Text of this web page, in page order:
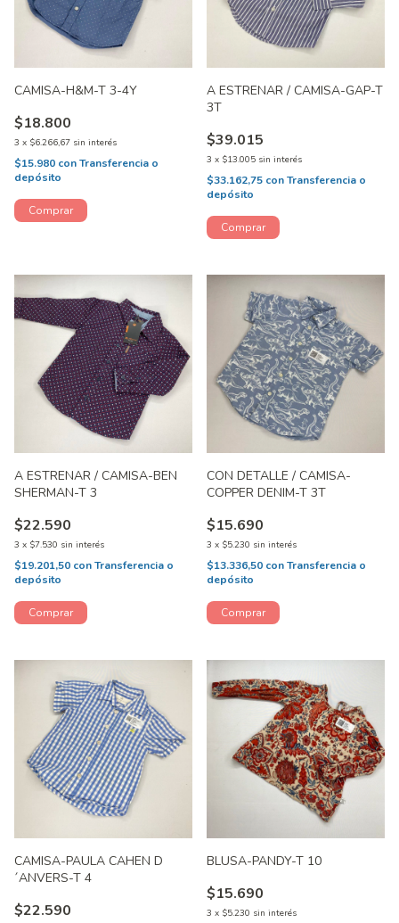
CAMISA-H&M-T 3-4Y
$18.800
3 x $6.266,67 sin interés
$15.980 conTransferencia o
depósito
A ESTRENAR / CAMISA-GAP-T
3T
$39.015
3 x $13.005 sin interés
$33.162,75 conTransferencia o
depósito
A ESTRENAR / CAMISA-BEN
SHERMAN-T 3
$22.590
3 x $7.530 sin interés
$19.201,50 conTransferencia o
depósito
CON DETALLE / CAMISA-
COPPER DENIM-T 3T
$15.690
3 x $5.230 sin interés
$13.336,50 conTransferencia o
depósito
CAMISA-PAULA CAHEN D
´ANVERS-T 4
$22.590
BLUSA-PANDY-T 10
$15.690
3 x $5.230 sin interés